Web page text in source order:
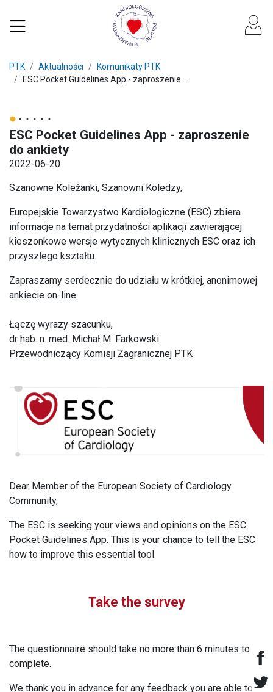
PTK Aktualności
Komunikaty PTK
ESC Pocket Guidelines App - zaproszenie...
ESC Pocket Guidelines App - zaproszenie
do ankiety
2022-06-20
Szanowne Koleżanki, Szanowni Koledzy,
Europejskie Towarzystwo Kardiologiczne (ESC) zbiera
informacje na temat przydatności aplikacji zawierającej
kieszonkowe wersje wytycznych klinicznych ESC oraz ich
przyszłego kształtu.
Zapraszamy serdecznie do udziału w krótkiej, anonimowej
ankiecie on-line.
Łączę wyrazy szacunku,
dr hab. n. med. Michał M. Farkowski
Przewodniczący Komisji Zagranicznej PTK
Dear Member of the European Society of Cardiology
Community,
The ESC is seeking your views and opinions on the ESC
Pocket Guidelines App. This is your chance to tell the ESC
how to improve this essential tool.
Take the survey
The questionnaire should take no more than 6 minutes to
complete.
We thank you in advance for any feedback you are able to